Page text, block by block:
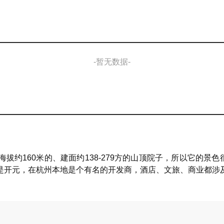
-暂无数据-
拔约160米的、建面约138-279方的山顶院子，所以它的景
元，在杭州本地是个有名的开发商，酒店、文旅、商业都涉